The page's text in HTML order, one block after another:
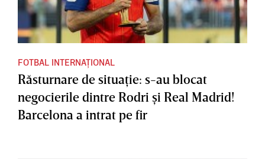
FOTBAL INTERNAȚIONAL
Răsturnare de situaţie: s-au blocat
negocierile dintre Rodri şi Real Madrid!
Barcelona a intrat pe fir